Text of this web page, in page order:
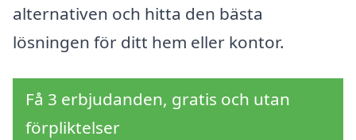
alternativen och hitta den bästa
lösningen för ditt hem eller kontor.
Få 3 erbjudanden, gratis och utan
förpliktelser